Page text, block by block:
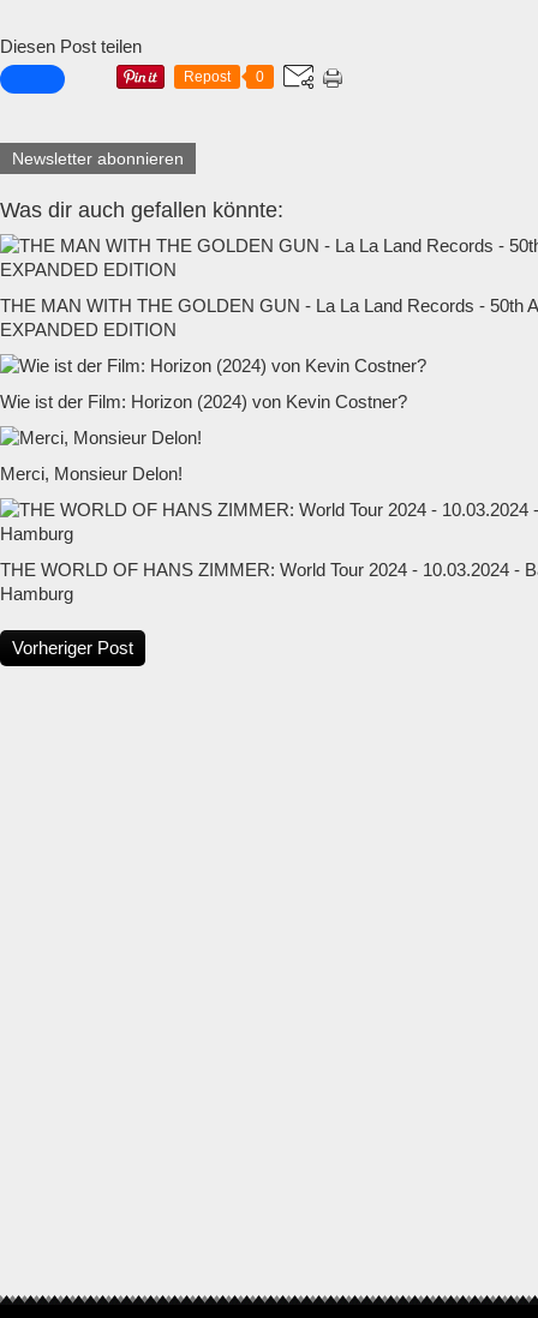
Diesen Post teilen
Repost 0
Newsletter abonnieren
Was dir auch gefallen könnte:
THE MAN WITH THE GOLDEN GUN - La La Land Records - 50th
EXPANDED EDITION
Wie ist der Film: Horizon (2024) von Kevin Costner?
Merci, Monsieur Delon!
THE WORLD OF HANS ZIMMER: World Tour 2024 - 10.03.2024 -
Hamburg
Vorheriger Post